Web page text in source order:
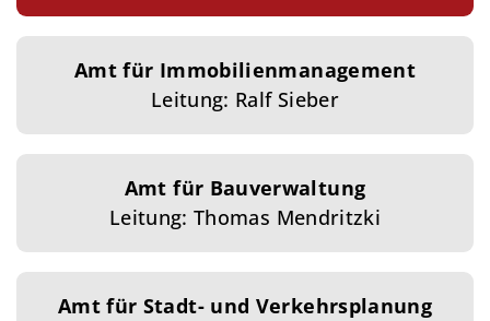
Amt für Immobilienmanagement
Leitung: Ralf Sieber
Amt für Bauverwaltung
Leitung: Thomas Mendritzki
Amt für Stadt- und Verkehrsplanung